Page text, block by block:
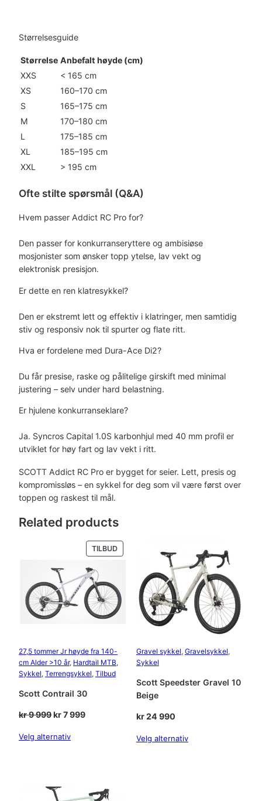
Størrelsesguide
Størrelse Anbefalt høyde (cm)
XXS
< 165 cm
XS
160–170 cm
S
165–175 cm
M
170–180 cm
L
175–185 cm
XL
185–195 cm
XXL
> 195 cm
Ofte stilte spørsmål (Q&A)
Hvem passer Addict RC Pro for?
Den passer for konkurranseryttere og ambisiøse
mosjonister som ønsker topp ytelse, lav vekt og
elektronisk presisjon.
Er dette en ren klatresykkel?
Den er ekstremt lett og effektiv i klatringer, men samtidig
stiv og responsiv nok til spurter og flate ritt.
Hva er fordelene med Dura-Ace Di2?
Du får presise, raske og pålitelige girskift med minimal
justering – selv under hard belastning.
Er hjulene konkurranseklare?
Ja. Syncros Capital 1.0S karbonhjul med 40 mm profil er
utviklet for høy fart og lav vekt i ritt.
SCOTT Addict RC Pro er bygget for seier. Lett, presis og
kompromissløs – en sykkel for deg som vil være først over
toppen og raskest til mål.
Related products
TILBUDPRODUKT
PÅ
27,5 tommer Jr høyde fra 140-
cm Alder >10 år, Hardtail MTB
Sykkel, Terrengsykkel, Tilbud
Scott Contrail 30
kr9 999Opprinnelig
var:
kr7 999Nåværende
Velg alternativ
Gravel sykkel, Gravelsykkel ,
Sykkel
Scott Speedster Gravel 10
Beige
kr24 990
Velg alternativ